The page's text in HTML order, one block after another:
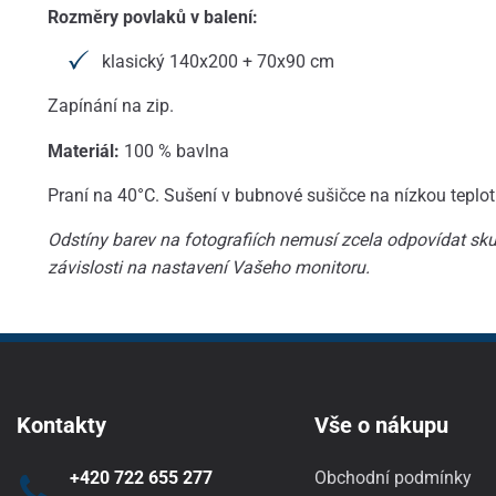
Rozměry povlaků v balení:
klasický 140x200 + 70x90 cm
Zapínání na zip.
Materiál: 100 % bavlna
Praní na 40°C. Sušení v bubnové sušičce na nízkou
Odstíny barev na fotografiích nemusí zcela odpovídat
závislosti na nastavení Vašeho monitoru.
Kontakty
+420 722 655 277
Vše o nákupu
Obchodní podmínky